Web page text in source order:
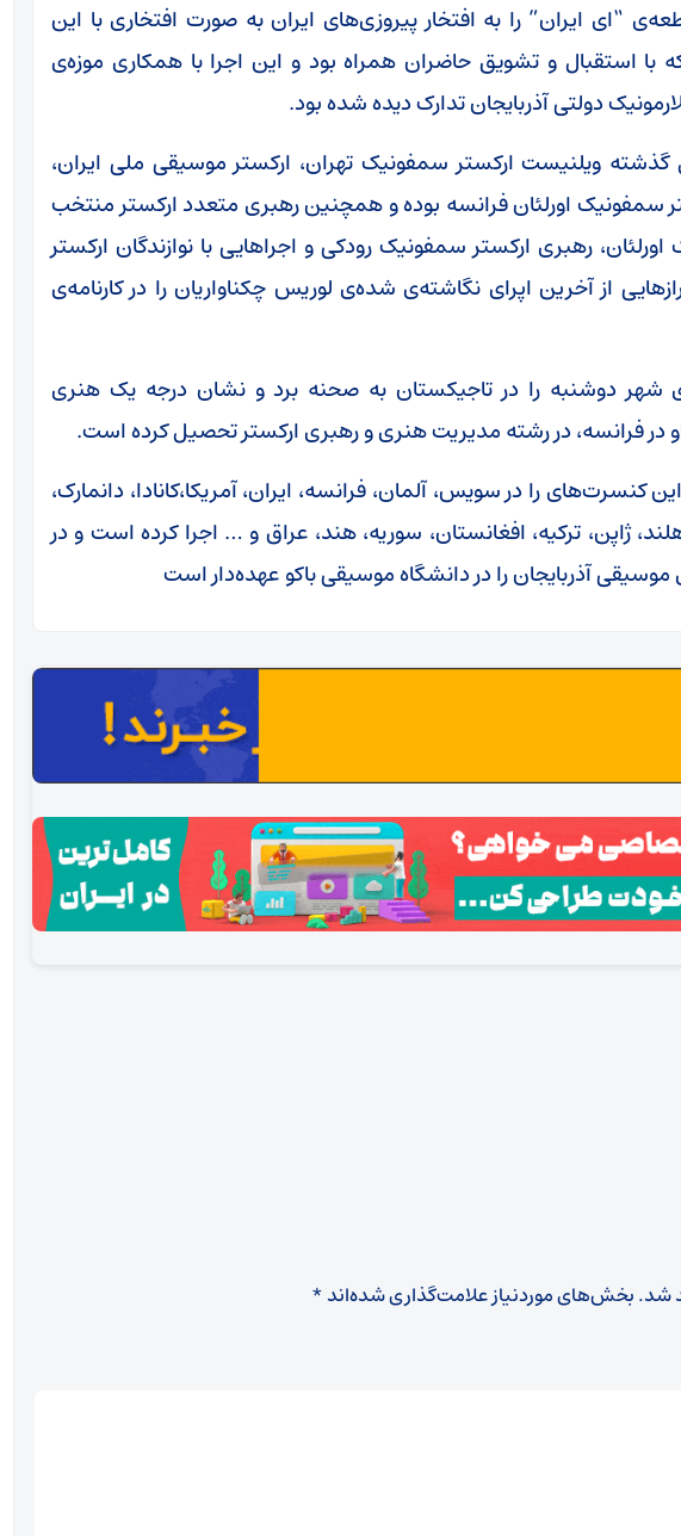
“ای ایران” را به افتخار پیروزی‌های ایران به صورت افتخاری با این
با استقبال و تشویق حاضران همراه بود و این اجرا با همکاری موزه‌ی
دولتی آذربایجان تدارک دیده شده بود.
ویلنیست ارکستر سمفونیک تهران، ارکستر موسیقی ملی ایران،
سمفونیک اورلئان فرانسه بوده و همچنین رهبری متعدد ارکستر منتخب
رهبری ارکستر سمفونیک رودکی و اجراهایی با نوازندگان ارکستر
از آخرین اپرای نگاشته‌ی شده‌ی لوریس چکناواریان را در کارنامه‌ی
اپرای شهر دوشنبه را در تاجیکستان به صحنه برد و نشان درجه یک هنری
در فرانسه، در رشته مدیریت هنری و رهبری ارکستر تحصیل کرده است.
کنسرت‌های را در سویس، آلمان، فرانسه، ایران، آمریکا،کانادا، دانمارک،
ژاپن، ترکیه، افغانستان، سوریه، هند، عراق و … اجرا کرده است و در
آذربایجان را در دانشگاه موسیقی باکو عهده‌دار است
شد.بخش‌های موردنیاز علامت‌گذاری شده‌اند*